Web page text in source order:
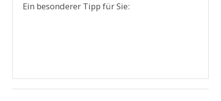
Ein besonderer Tipp für Sie: